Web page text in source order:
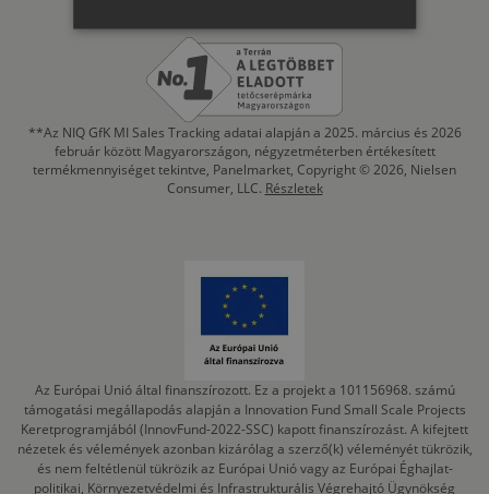
**Az NIQ GfK MI Sales Tracking adatai alapján a 2025. március és 2026
február között Magyarországon, négyzetméterben értékesített
termékmennyiséget tekintve, Panelmarket, Copyright © 2026, Nielsen
Consumer, LLC. Részletek
Az Európai Unió által finanszírozott. Ez a projekt a 101156968. számú
támogatási megállapodás alapján a Innovation Fund Small Scale Projects
Keretprogramjából (InnovFund-2022-SSC) kapott finanszírozást. A kifejtett
nézetek és vélemények azonban kizárólag a szerző(k) véleményét tükrözik,
és nem feltétlenül tükrözik az Európai Unió vagy az Európai Éghajlat-
politikai, Környezetvédelmi és Infrastrukturális Végrehajtó Ügynökség
ITALIAN